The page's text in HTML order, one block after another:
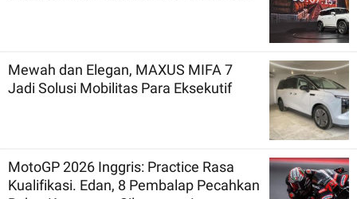
Mewah dan Elegan, MAXUS MIFA 7
Jadi Solusi Mobilitas Para Eksekutif
MotoGP 2026 Inggris: Practice Rasa
Kualifikasi. Edan, 8 Pembalap Pecahkan